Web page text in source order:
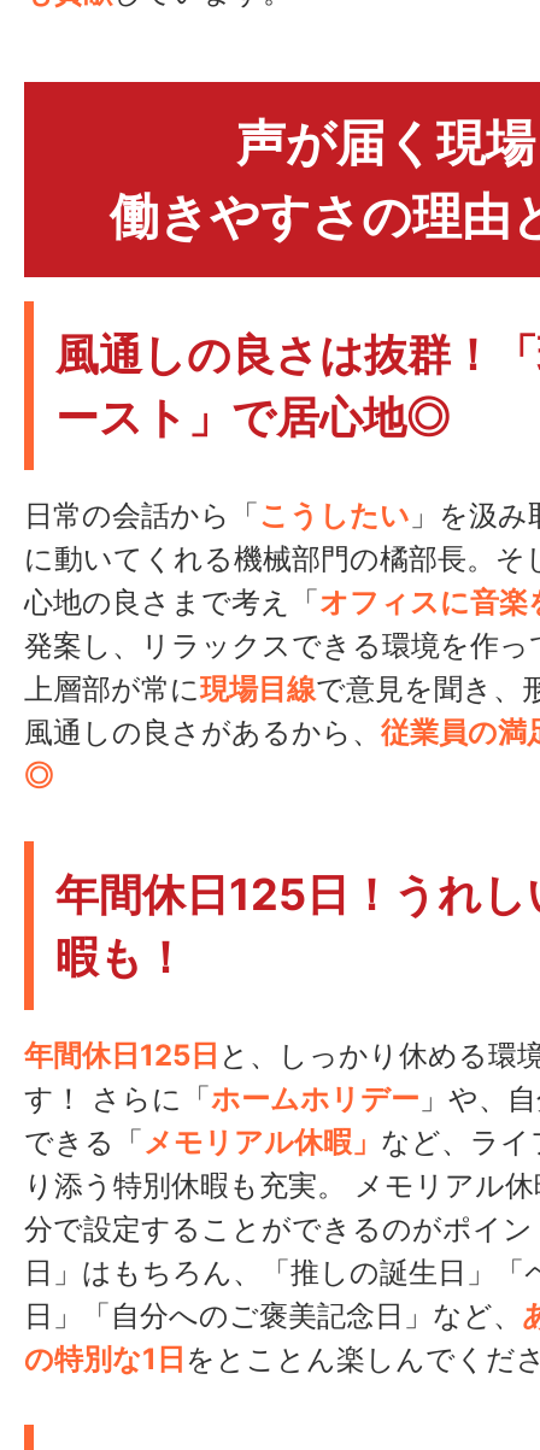
声が届く現場
働きやすさの理由
風通しの良さは抜群！
ースト」で居心地◎
日常の会話から「こうしたい 」を汲
に動いてくれる機械部門の橘部長。そ
心地の良さまで考え「オフィスに音楽
発案し、リラックスできる環境を作っ
上層部が常に現場目線で意見を聞き、
風通しの良さがあるから、 従業員の満
◎
年間休日125日！うれし
暇も！
年間休日125日 と、しっかり休める環
す！ さらに「ホームホリデー 」や、
できる「メモリアル休暇」 など、ラ
り添う特別休暇も充実。 メモリアル
分で設定することができるのがポイ
日」はもちろん、「推しの誕生日」「
日」「自分へのご褒美記念日」など、
の特別な1日 をとことん楽しんでくだ